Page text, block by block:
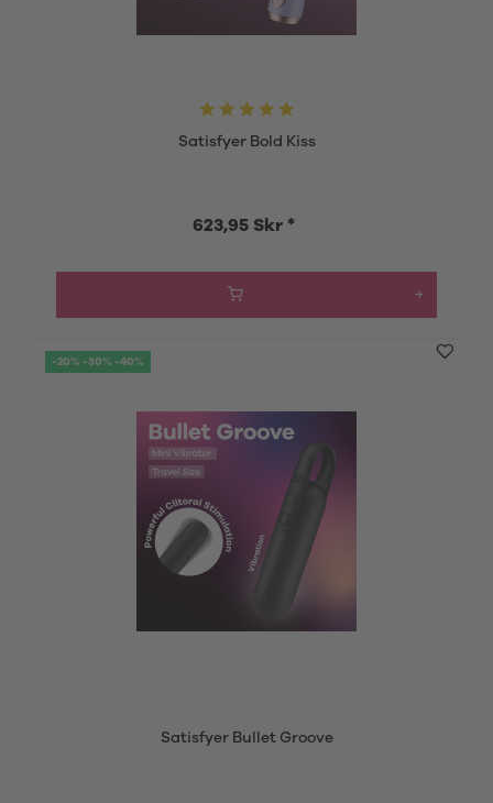
Satisfyer Bold Kiss
623,95 Skr *
-20% -30% -40%
Satisfyer Bullet Groove